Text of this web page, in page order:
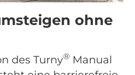
ohne
des Turny® Manual